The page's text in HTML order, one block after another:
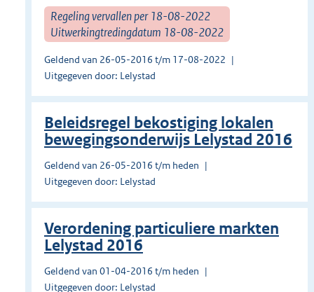
Regeling vervallen per 18-08-2022
Uitwerkingtredingdatum 18-08-2022
Geldend van 26-05-2016 t/m 17-08-2022
Uitgegeven door: Lelystad
Beleidsregel bekostiging lokalen
bewegingsonderwijs Lelystad 2016
Geldend van 26-05-2016 t/m heden
Uitgegeven door: Lelystad
Verordening particuliere markten
Lelystad 2016
Geldend van 01-04-2016 t/m heden
Uitgegeven door: Lelystad